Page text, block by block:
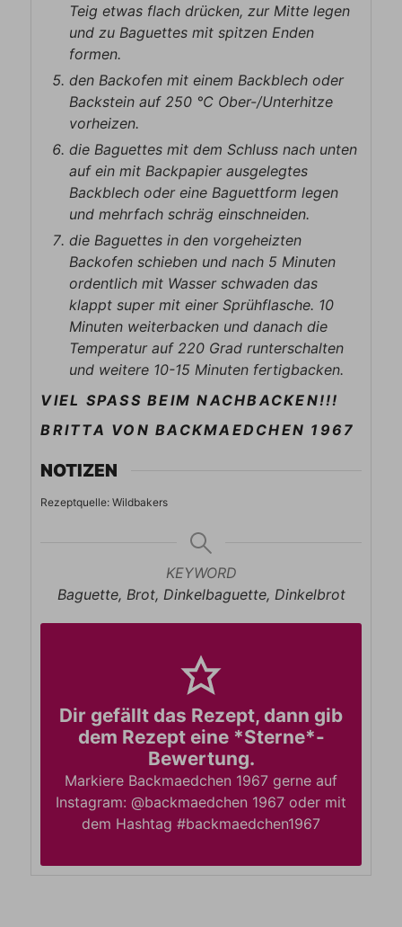
Teig etwas flach drücken, zur Mitte legen
und zu Baguettes mit spitzen Enden
formen.
den Backofen mit einem Backblech oder
Backstein auf 250 ℃ Ober-/Unterhitze
vorheizen.
die Baguettes mit dem Schluss nach unten
auf ein mit Backpapier ausgelegtes
Backblech oder eine Baguettform legen
und mehrfach schräg einschneiden.
die Baguettes in den vorgeheizten
Backofen schieben und nach 5 Minuten
ordentlich mit Wasser schwaden das
klappt super mit einer Sprühflasche. 10
Minuten weiterbacken und danach die
Temperatur auf 220 Grad runterschalten
und weitere 10-15 Minuten fertigbacken.
VIEL SPASS BEIM NACHBACKEN!!!
BRITTA VON BACKMAEDCHEN 1967
NOTIZEN
Rezeptquelle: Wildbakers
KEYWORD
Baguette, Brot, Dinkelbaguette, Dinkelbrot
Dir gefällt das Rezept, dann gib
dem Rezept eine *Sterne*-
Bewertung.
Markiere Backmaedchen 1967 gerne auf
Instagram: @backmaedchen 1967 oder mit
dem Hashtag #backmaedchen1967